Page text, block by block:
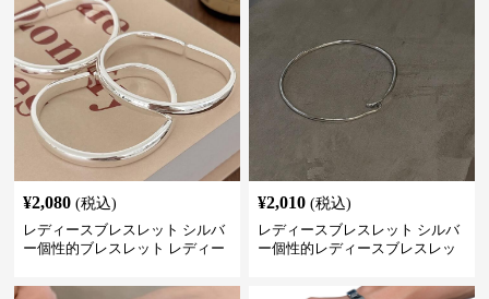
¥2,080 (税込)
レディースブレスレット シルバ
ー個性的ブレスレット レディー
¥2,010 (税込)
レディースブレスレット シルバ
ー個性的レディースブレスレッ